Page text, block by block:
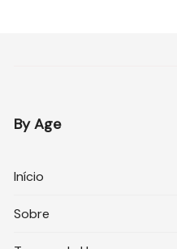
By Age
Início
Sobre